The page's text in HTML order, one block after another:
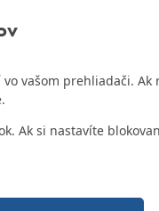
vašom prehliadači.
Ak si nastavíte
za
IČ
Číslo